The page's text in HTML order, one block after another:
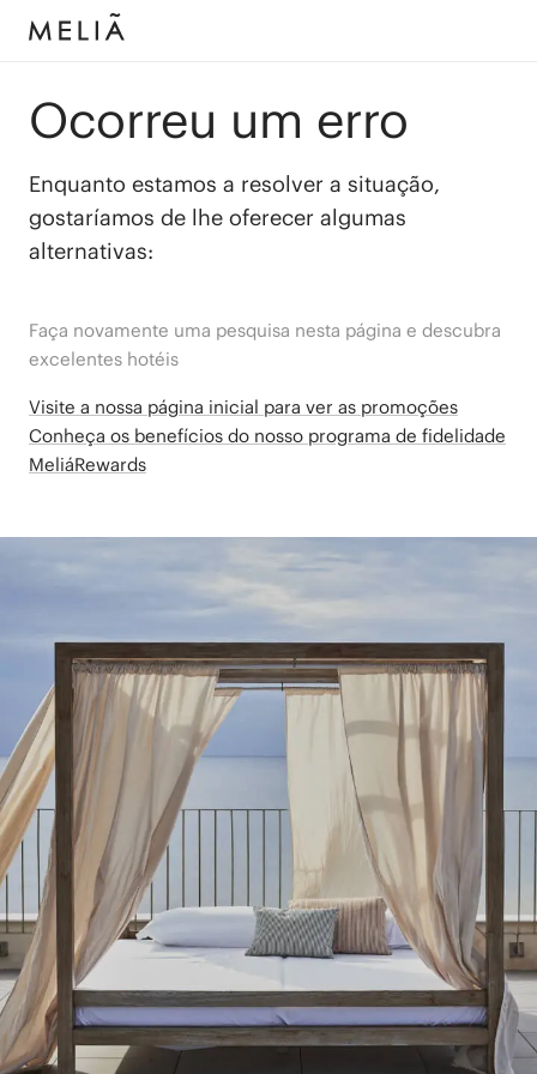
Ocorreu um erro
Enquanto estamos a resolver a situação,
gostaríamos de lhe oferecer algumas
alternativas:
Faça novamente uma pesquisa nesta página e descubra
excelentes hotéis
Visite a nossa página inicial para ver as promoções
Conheça os benefícios do nosso programa de fidelidade
MeliáRewards